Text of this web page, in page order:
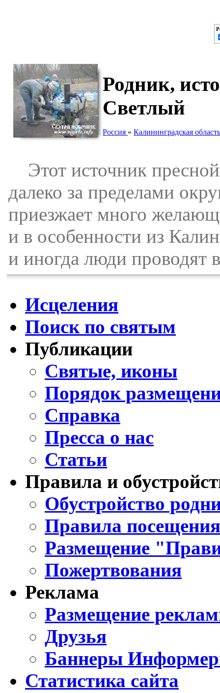
Родник,
Светлый
Россия »Калининградская
Этот источник
далеко за пределами
приезжает много
и в особенности из
и иногда люди проводят
Исцеления
Поиск по святым
Публикации
Святые, иконы
Порядок
Справка
Пресса о нас
Статьи
Правила и
Обустройство
Правила
Размещение
Пожертвования
Реклама
Размещение
Друзья
Баннеры
Статистика сайта